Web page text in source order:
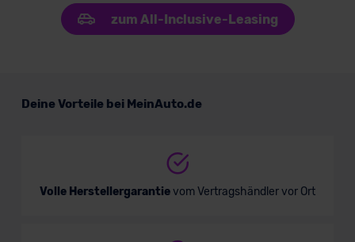
zum All-Inclusive-Leasing
Deine Vorteile bei MeinAuto.de
Volle Herstellergarantievom Vertragshändler vor Ort